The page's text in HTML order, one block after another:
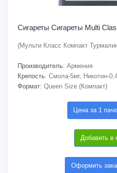
Сигареты Cигареты Multi
(Мульти Класс Компакт
Производитель: Армения
Крепость: Смола-5мг, Никотин-
Формат: Queen Size (Компакт)
Цена за 1
Добавить в
Оформить